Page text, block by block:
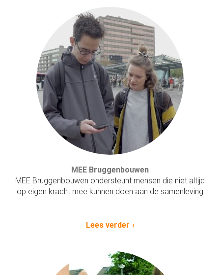
MEE Bruggenbouwen
MEE Bruggenbouwen ondersteunt mensen die niet altijd
op eigen kracht mee kunnen doen aan de samenleving
Lees verder